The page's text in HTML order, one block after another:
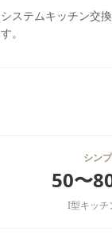
システムキッチン交
す。
シン
50〜
I型キッチ